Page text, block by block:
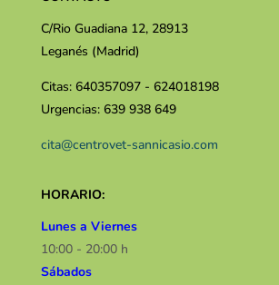
C/Rio Guadiana 12, 28913
Leganés (Madrid)
Citas: 640357097 - 624018198
Urgencias: 639 938 649
cita@centrovet-sannicasio.com
HORARIO:
Lunes a Viernes
10:00 - 20:00 h
Sábados